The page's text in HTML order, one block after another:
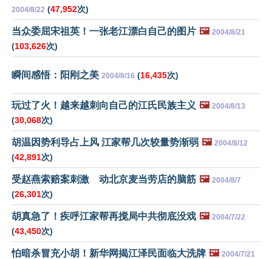
2004/8/22 (47,952次)
当众委屈宋祖英！一张老江漂白自己的图片 🖼️ 2004/8/21
(103,626次)
瞬间感悟：阳刚之美 2004/8/16 (16,435次)
玩过了火！越来越刺向自己的江氏民族主义 🖼️ 2004/8/13
(30,068次)
胡温因势利导占上风 江家帮几次较量势渐弱 🖼️ 2004/8/12
(42,891次)
受赵燕索赔案刺激 动北京麦当劳店的脑筋 🖼️ 2004/8/7
(26,301次)
胡真急了！疾呼江家帮再搅局中共彻底没戏 🖼️ 2004/7/22
(43,450次)
怕暗杀冒充小胡！新华网揭江泽民面临大洗牌 🖼️ 2004/7/21